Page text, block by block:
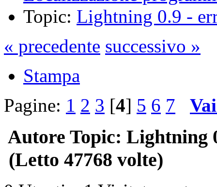
Topic: Lightning 0.9 -
« precedente successivo »
Stampa
Pagine: 1 2 3 [4] 5 6 7
Autore Topic: Lightning
(Letto 47768 volte)